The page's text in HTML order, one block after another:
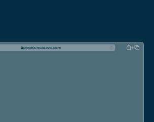
crececoncasavo.com